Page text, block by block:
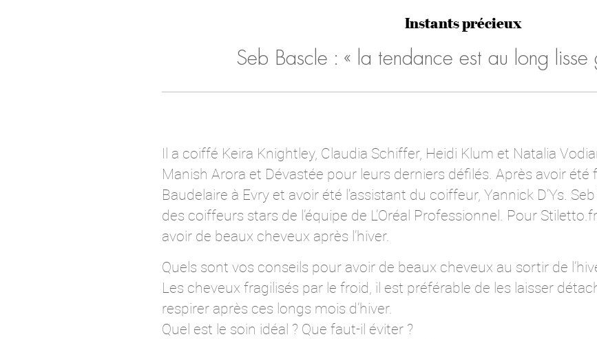
Instants précieux
Seb Bascle : « la tendance est au long lisse
Il a coiffé Keira Knightley, Claudia Schiffer, Heidi Klum et Natalia
Manish Arora et Dévastée pour leurs derniers défilés. Après avoir été
Baudelaire à Evry et avoir été l'assistant du coiffeur, Yannick D’Ys.
des coiffeurs stars de l’équipe de L’Oréal Professionnel. Pour
avoir de beaux cheveux après l’hiver.
Quels sont vos conseils pour avoir de beaux cheveux au sortir de
Les cheveux fragilisés par le froid, il est préférable de les laisser
respirer après ces longs mois d’hiver.
Quel est le soin idéal ? Que faut-il éviter ?